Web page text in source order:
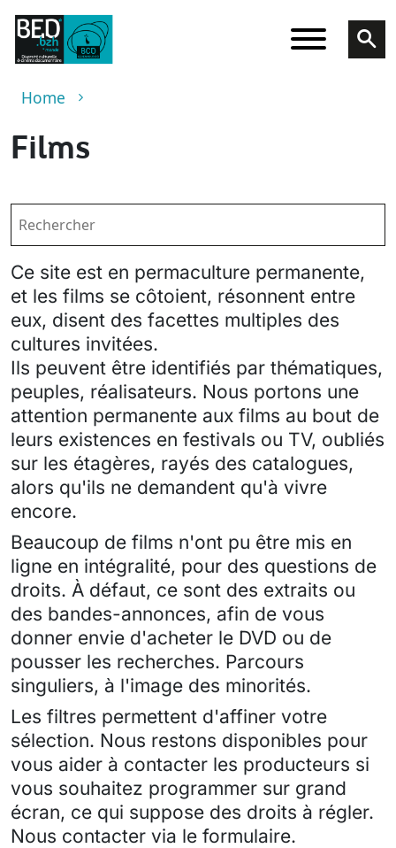
Skip to main content
Breadcrumb
Home
Films
Ce site est en permaculture permanente,
et les films se côtoient, résonnent entre
eux, disent des facettes multiples des
cultures invitées.
Ils peuvent être identifiés par thématiques,
peuples, réalisateurs. Nous portons une
attention permanente aux films au bout de
leurs existences en festivals ou TV, oubliés
sur les étagères, rayés des catalogues,
alors qu'ils ne demandent qu'à vivre
encore.
Beaucoup de films n'ont pu être mis en
ligne en intégralité, pour des questions de
droits. À défaut, ce sont des extraits ou
des bandes-annonces, afin de vous
donner envie d'acheter le DVD ou de
pousser les recherches. Parcours
singuliers, à l'image des minorités.
Les filtres permettent d'affiner votre
sélection. Nous restons disponibles pour
vous aider à contacter les producteurs si
vous souhaitez programmer sur grand
écran, ce qui suppose des droits à régler.
Nous contacter via le formulaire.